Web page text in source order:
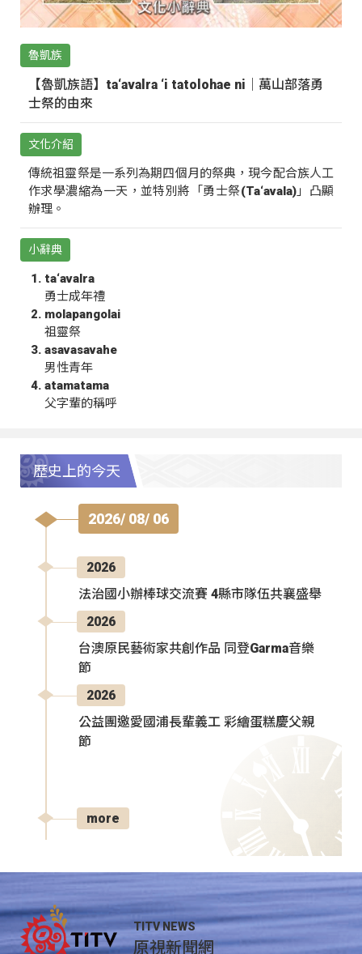
魯凱族
【魯凱族語】ta‘avalra ‘i tatolohae ni｜萬山部落勇
士祭的由來
文化介紹
傳統祖靈祭是一系列為期四個月的祭典，現今配合族人工
作求學濃縮為一天，並特別將「勇士祭(Ta‘avala)」凸顯
辦理。
小辭典
ta‘avalra
勇士成年禮
molapangolai
祖靈祭
asavasavahe
男性青年
atamatama
父字輩的稱呼
歷史上的今天
2026/ 08/ 06
2026
法治國小辦棒球交流賽 4縣市隊伍共襄盛舉
2026
台澳原民藝術家共創作品 同登Garma音樂
節
2026
公益團邀愛國浦長輩義工 彩繪蛋糕慶父親
節
more
TITV NEWS
原視新聞網